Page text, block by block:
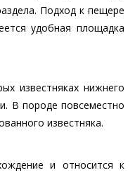
Подход к пещере
удобная площадка
известняках нижнего
В породе повсеместно
известняка.
и относится к